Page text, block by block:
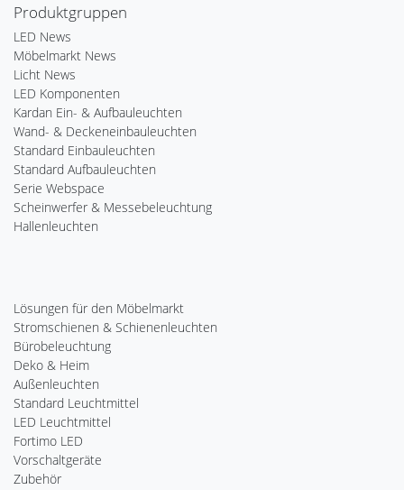
Produktgruppen
LED News
Möbelmarkt News
Licht News
LED Komponenten
Kardan Ein- & Aufbauleuchten
Wand- & Deckeneinbauleuchten
Standard Einbauleuchten
Standard Aufbauleuchten
Serie Webspace
Scheinwerfer & Messebeleuchtung
Hallenleuchten
Lösungen für den Möbelmarkt
Stromschienen & Schienenleuchten
Bürobeleuchtung
Deko & Heim
Außenleuchten
Standard Leuchtmittel
LED Leuchtmittel
Fortimo LED
Vorschaltgeräte
Zubehör